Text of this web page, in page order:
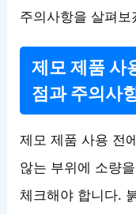
주의사항을 살펴보
제모 제품 사
점과 주의사
제모 제품 사용 전
않는 부위에 소량
체크해야 합니다.